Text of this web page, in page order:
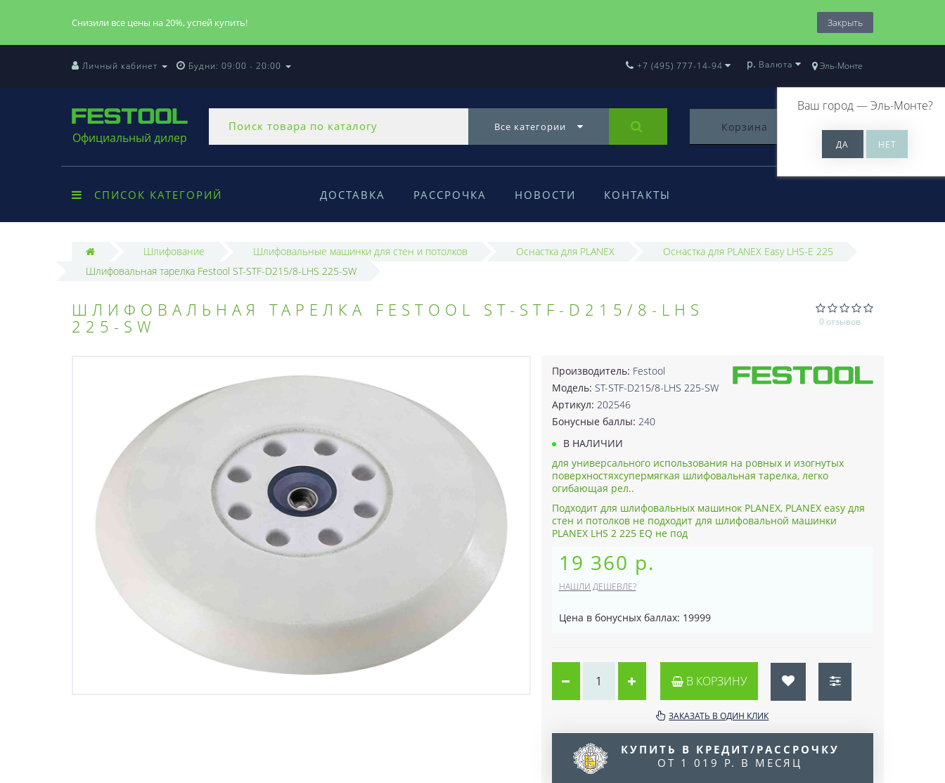
Снизили все цены на 20%, успей купить! Закрыть
Личный кабинет Будни: 09:00 - 20:00 Эль-Монте
Ваш город —Эль-Монте?
+7 (495) 777-14-94 р. Валюта
Официальный дилер
Все категории Корзина 0
СПИСОК КАТЕГОРИЙ ДОСТАВКА РАССРОЧКА НОВОСТИ КОНТАКТЫ
Шлифование Шлифовальные машинки для стен и потолков Оснастка для PLANEX
Оснастка для PLANEX Easy LHS-E 225
Шлифовальная тарелка Festool ST-STF-D215/8-LHS 225-SW
ШЛИФОВАЛЬНАЯ ТАРЕЛКА FESTOOL ST-STF-D215/8-LHS
225-SW
0 отзывов
Производитель: Festool
Модель: ST-STF-D215/8-LHS 225-SW
Артикул: 202546
Бонусные баллы: 240
В НАЛИЧИИ
для универсального использования на ровных и изогнутых
поверхностяхсупермягкая шлифовальная тарелка, легко
огибающая рел..
Подходит для шлифовальных машинок PLANEX, PLANEX easy для
стен и потолков не подходит для шлифовальной машинки
PLANEX LHS 2 225 EQ не под
19 360 р.
НАШЛИ ДЕШЕВЛЕ?
Цена в бонусных баллах: 19999
В КОРЗИНУ
ЗАКАЗАТЬ В ОДИН КЛИК
КУПИТЬ В КРЕДИТ/РАССРОЧКУ
ОТ 1 019 Р. В МЕСЯЦ